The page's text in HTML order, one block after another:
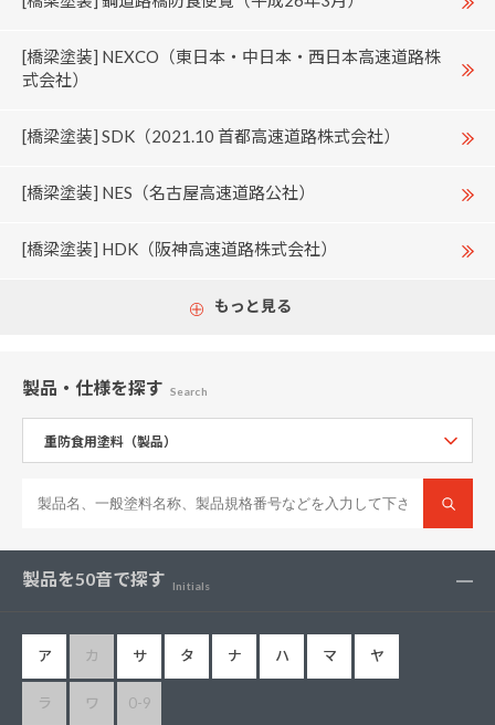
[橋梁塗装] NEXCO（東日本・中日本・西日本高速道路株
式会社）
[橋梁塗装] SDK（2021.10 首都高速道路株式会社）
[橋梁塗装] NES（名古屋高速道路公社）
[橋梁塗装] HDK（阪神高速道路株式会社）
もっと見る
製品・仕様を探す Search
製品を50音で探す Initials
ア カ サ タ ナ ハ マ ヤ
ラ ワ 0-9